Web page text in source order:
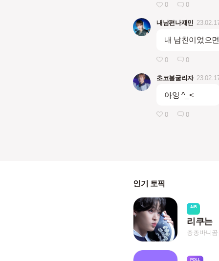
0 0
내남편나재민
내 남친이었으
0 0
초코볼굴리자
아잉 ^_<
0 0
인기 토픽
A/B
리쿠는
총총바니곰
POLL